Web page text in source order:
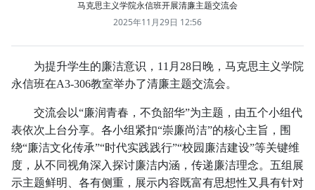
马克思主义学院永信班开展清廉主题交流会
2025年11月29日 12:56
为提升学生的廉洁意识，11月28日晚，马克思主义学院
永信班在A3-306教室举办了清廉主题交流会。
交流会以“廉润青春，不负韶华”为主题，由五个小组代
表依次上台分享。各小组紧扣“崇廉尚洁”的核心主旨，围
绕“廉洁文化传承”“时代实践践行”“校园廉洁建设”等关键维
度，从不同视角深入探讨廉洁内涵，传递廉洁理念。五组展
示主题鲜明、各有侧重，展示内容既富有思想性又具有针对